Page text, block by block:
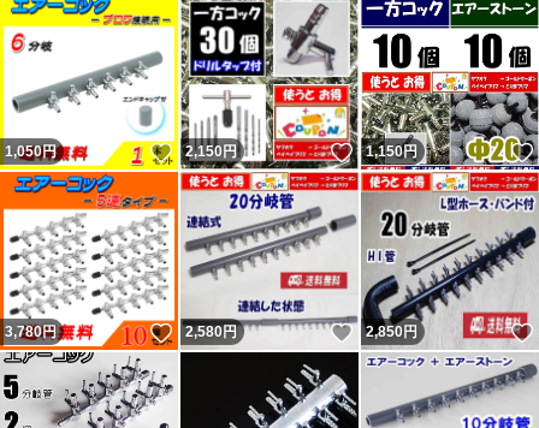
1,050円 いいね！
2,150 円 いいね！
1,150円
3,780円 いいね！
2,580円 いいね！
2,850円